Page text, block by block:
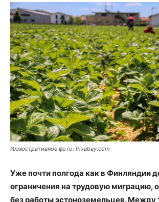
Иллюстративное фото: Pixabay.com
Уже почти полгода как в Финляндии
ограничения на трудовую миграцию,
без работы эстоноземельцев. Между